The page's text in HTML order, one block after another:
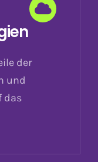
der
und
das